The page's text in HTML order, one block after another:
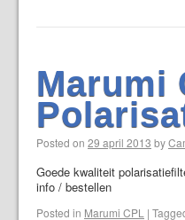
Marumi
Posted on 29 april 2013 by
Goede kwaliteit
info / bestellen
Posted in Marumi CPL |